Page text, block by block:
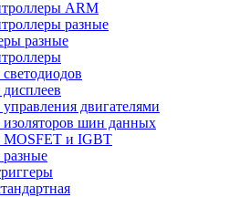
ARM
разные
разные
двигателями
шин данных
MOSFET и IGBT